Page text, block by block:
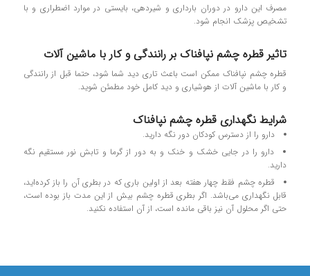
مصرف این دارو در دوران بارداری و شیردهی، بایستی در موارد اضطراری و با
تشخیص پزشک انجام شود.
تاثیر قطره چشم نپافناک بر رانندگی و کار با ماشین آلات
قطره چشم نپافناک ممکن است باعث تاری دید شما شود، حتما قبل از رانندگی
و کار با ماشین آلات از هوشیاری و دید کامل خود مطمئن شوید.
شرایط نگهداری قطره چشم نپافناک
دارو را از دسترس کودکان دور نگه دارید.
دارو را در جایی خشک و خنک و به دور از گرما و تابش نور مستقیم نگه‌
دارید.
قطره چشم فقط چهار هفته بعد از اولین باری که در بطری آن را باز کرده‌اید،
قابل نگهداری می‌باشد. اگر بطری قطره چشم بیش از این مدت باز بوده است،
حتی اگر محلول آن نیز باقی‌ مانده است، از آن استفاده نکنید.